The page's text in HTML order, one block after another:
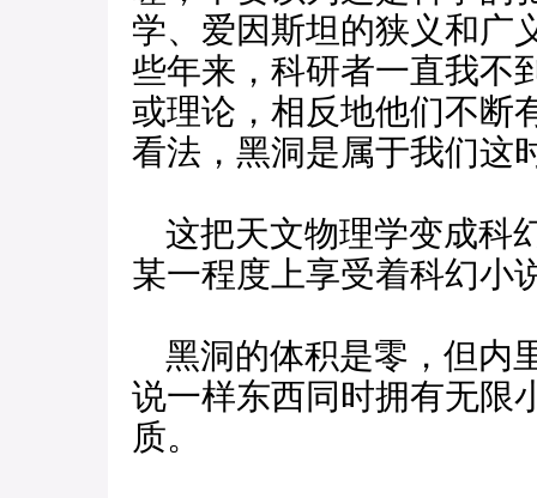
学、爱因斯坦的狭义和广
些年来，科研者一直我不
或理论，相反地他们不断
看法，黑洞是属于我们这
这把天文物理学变成科
某一程度上享受着科幻小
黑洞的体积是零，但内
说一样东西同时拥有无限
质。